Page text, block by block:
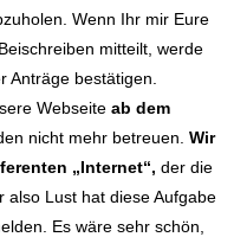
Wenn Ihr mir Eure
mitteilt, werde
Anträge bestätigen.
Webseiteab dem
nicht mehr betreuen.Wir
„Internet“, der die
also Lust hat diese Aufgabe
Es wäre sehr schön,